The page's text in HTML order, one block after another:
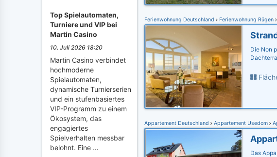
Top Spielautomaten,
Turniere und VIP bei
Martin Casino
10. Juli 2026 18:20
Martin Casino verbindet
hochmoderne
Spielautomaten,
dynamische Turnierserien
und ein stufenbasiertes
VIP-Programm zu einem
Ökosystem, das
engagiertes
Spielverhalten messbar
belohnt. Eine …
Ferienwohnung Deutschland Ferienwohnung Rügen
Die Non
Appartement Deutschland Appartement Usedom
Das